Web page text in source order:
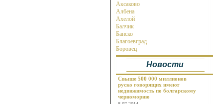
Около горнолыжного курорта
В бальнео районе
В районе гольф поля
Около магистрали
на берегу моря
Около реки
Аксаково
Албена
Ахелой
Балчик
Банско
Благоевград
Боровец
Бургас
Варна
Велико Тырново
Волчий Дол
Габрово
Генерал Тошево
Новости
Свыше 500 000 миллионов
руско говорящих имеют
недвижимость по болгарскому
черноморию